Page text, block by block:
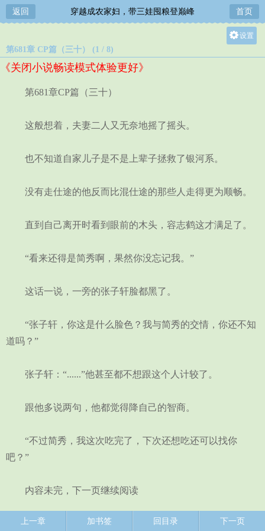
返回 穿越成农家妇，带三娃囤粮登巅峰 首页
设置
第681章 CP篇（三十） (1 / 8)
《关闭小说畅读模式体验更好》
第681章CP篇（三十）
这般想着，夫妻二人又无奈地摇了摇头。
也不知道自家儿子是不是上辈子拯救了银河系。
没有走仕途的他反而比混仕途的那些人走得更为顺畅。
直到自己离开时看到眼前的木头，容志鹤这才满足了。
“看来还得是简秀啊，果然你没忘记我。”
这话一说，一旁的张子轩脸都黑了。
“张子轩，你这是什么脸色？我与简秀的交情，你还不知
道吗？”
张子轩：“......”他甚至都不想跟这个人计较了。
跟他多说两句，他都觉得降自己的智商。
“不过简秀，我这次吃完了，下次还想吃还可以找你
吧？”
内容未完，下一页继续阅读
上一章 加书签 回目录 下一页